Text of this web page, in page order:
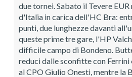
due tornei. Sabato il Tevere
d'Italia in carica dell'HC Bra:
punti, due lunghezze davanti
queste prime tre gare, l'HP
difficile campo di Bondeno.
reduci dalle sconfitte con Ferrini
al CPO Giulio Onesti, mentre la